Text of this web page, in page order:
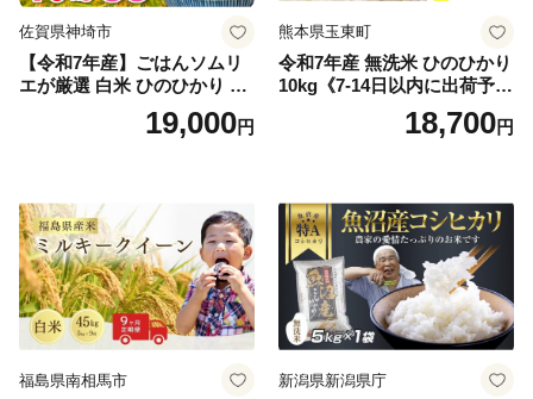
佐賀県神埼市
【令和7年産】ごはんソムリ
エが厳選 白米 ひのひかり 10
米 10kg 5kg×2 ひのひかり ブ
19,000円
熊本県玉東町
令和7年産 無洗米 ひのひかり
10kg《7-14日以内に出荷予定
(土日祝除く)》コメ 米 無洗米
令和7年産 高レビュー｜人気
18,700円
福島県南相馬市 新潟県新潟県庁